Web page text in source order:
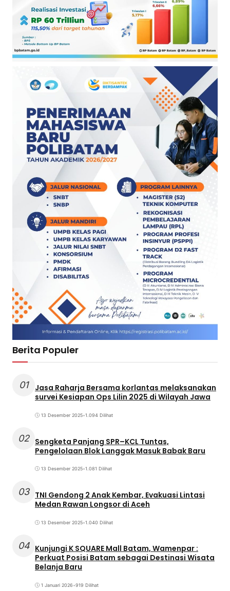
Berita Populer
01
Jasa Raharja Bersama korlantas melaksanakan
survei Kesiapan Ops Lilin 2025 di Wilayah Jawa
13 Desember 2025•1.094 Dilihat
02 Sengketa Panjang SPR–KCL Tuntas,
Pengelolaan Blok Langgak Masuk Babak Baru
13 Desember 2025•1.081 Dilihat
03 TNI Gendong 2 Anak Kembar, Evakuasi Lintasi
Medan Rawan Longsor di Aceh
13 Desember 2025•1.040 Dilihat
04 Kunjungi K SQUARE Mall Batam, Wamenpar :
Perkuat Posisi Batam sebagai Destinasi Wisata
Belanja Baru
1 Januari 2026•919 Dilihat